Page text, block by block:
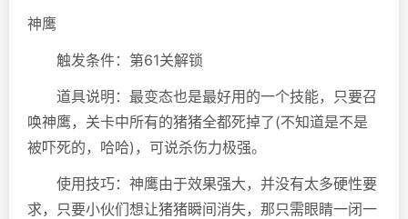
神鹰
触发条件：第61关解锁
道具说明：最变态也是最好用的一个技能，只要召
唤神鹰，关卡中所有的猪猪全都死掉了(不知道是不是
被吓死的，哈哈)，可说杀伤力极强。
使用技巧：神鹰由于效果强大，并没有太多硬性要
求，只要小伙们想让猪猪瞬间消失，那只需眼睛一闭一